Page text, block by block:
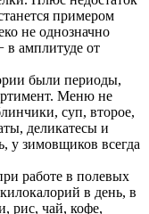
примером
не однозначно
в амплитуде от
были периоды,
Меню не
суп, второе,
деликатесы и
у зимовщиков всегда
работе в полевых
в день, в
рис, чай, кофе,